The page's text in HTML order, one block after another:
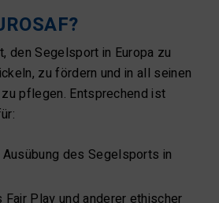
den Segelsport in Europa zu
zu fördern und in all seinen
pflegen. Entsprechend ist
des Segelsports in
Fair Play und anderer ethischer